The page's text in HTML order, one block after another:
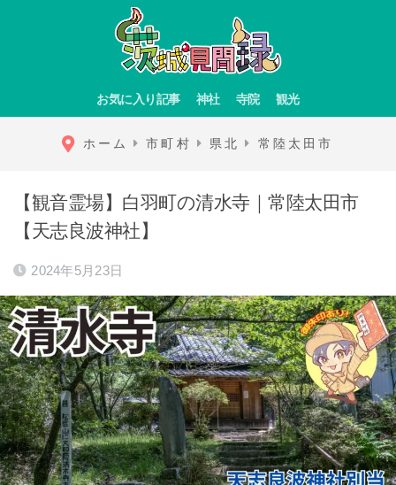
お気に入り記事 神社 寺院 観光
ホーム 市町村 県北 常陸太田市
【観音霊場】白羽町の清水寺｜常陸太田市
【天志良波神社】
2024年5月23日